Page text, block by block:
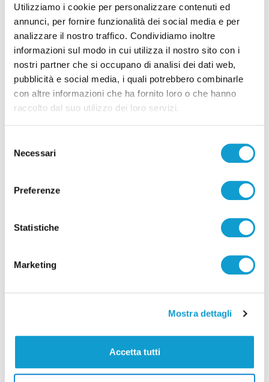
Utilizziamo i cookie per personalizzare contenuti ed
annunci, per fornire funzionalità dei social media e per
analizzare il nostro traffico. Condividiamo inoltre
informazioni sul modo in cui utilizza il nostro sito con i
nostri partner che si occupano di analisi dei dati web,
pubblicità e social media, i quali potrebbero combinarle
con altre informazioni che ha fornito loro o che hanno
raccolto dal suo utilizzo dei loro servizi.
delNecessari
Preferenze
Statistiche
Marketing
Mostra dettagli
Accetta tutti
Correlati
San Benedetto del Tronto - Super ospiti per il